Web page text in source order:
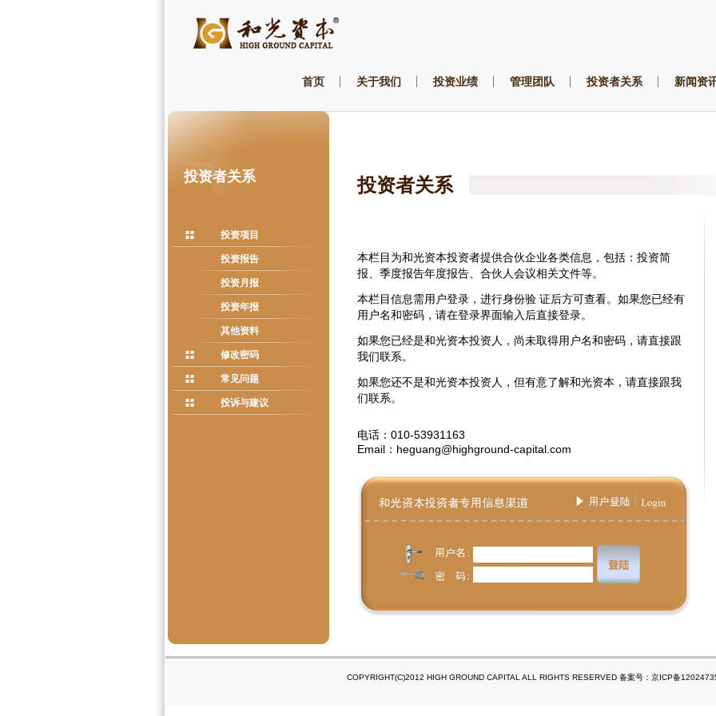
首页 关于我们 投资业绩 管理团队 投资者关系 新闻资
投资者关系
投资项目
投资报告
投资月报
投资年报
其他资料
修改密码
常见问题
投诉与建议
投资者关系
本栏目为和光资本投资者提供合伙企业各类信息，包括：投资简
报、季度报告年度报告、合伙人会议相关文件等。
本栏目信息需用户登录，进行身份验 证后方可查看。如果您已经有
用户名和密码，请在登录界面输入后直接登录。
如果您已经是和光资本投资人，尚未取得用户名和密码，请直接跟
我们联系。
如果您还不是和光资本投资人，但有意了解和光资本，请直接跟我
们联系。
电话：010-53931163
Email：heguang@highground-capital.com
COPYRIGHT(C)2012 HIGH GROUND CAPITAL ALL RIGHTS RESERVED 备案号：京ICP备